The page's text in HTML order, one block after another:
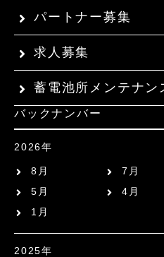
蓄電池所メンテナン
求人募集
パートナー募集
バックナンバー
2026年
8月 7月
5月
4月
1月
2025年